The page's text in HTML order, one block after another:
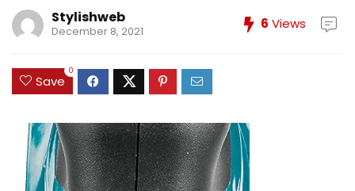
Stylishweb
December 8, 2021 6 Views
Save
0